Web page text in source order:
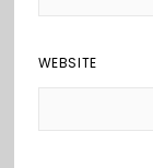
WEBSITE